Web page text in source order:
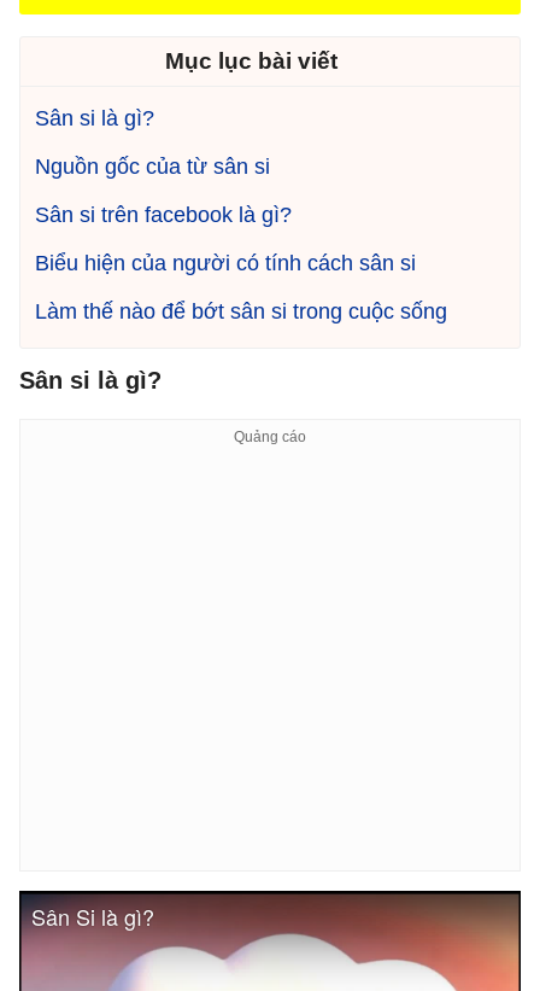
Mục lục bài viết
Sân si là gì?
Nguồn gốc của từ sân si
Sân si trên facebook là gì?
Biểu hiện của người có tính cách sân si
Làm thế nào để bớt sân si trong cuộc sống
Sân si là gì?